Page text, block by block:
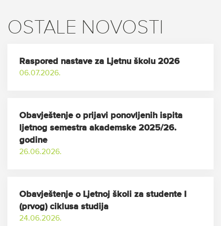
OSTALE NOVOSTI
Raspored nastave za Ljetnu školu 2026
06.07.2026.
Obavještenje o prijavi ponovljenih ispita
ljetnog semestra akademske 2025/26.
godine
26.06.2026.
Obavještenje o Ljetnoj školi za studente I
(prvog) ciklusa studija
24.06.2026.